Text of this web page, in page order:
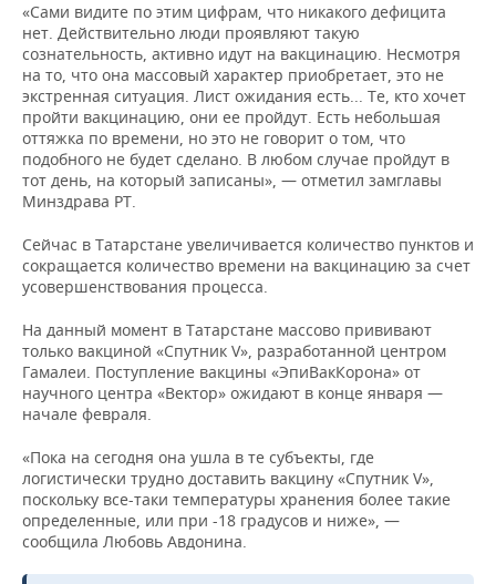
«Сами видите по этим цифрам, что никакого дефицита
нет. Действительно люди проявляют такую
сознательность, активно идут на вакцинацию. Несмотря
на то, что она массовый характер приобретает, это не
экстренная ситуация. Лист ожидания есть... Те, кто хочет
пройти вакцинацию, они ее пройдут. Есть небольшая
оттяжка по времени, но это не говорит о том, что
подобного не будет сделано. В любом случае пройдут в
тот день, на который записаны», — отметил замглавы
Минздрава РТ.
Сейчас в Татарстане увеличивается количество пунктов и
сокращается количество времени на вакцинацию за счет
усовершенствования процесса.
На данный момент в Татарстане массово прививают
только вакциной «Спутник V», разработанной центром
Гамалеи. Поступление вакцины «ЭпиВакКорона» от
научного центра «Вектор» ожидают в конце января —
начале февраля.
«Пока на сегодня она ушла в те субъекты, где
логистически трудно доставить вакцину «Спутник V»,
поскольку все-таки температуры хранения более такие
определенные, или при -18 градусов и ниже», —
сообщила Любовь Авдонина.